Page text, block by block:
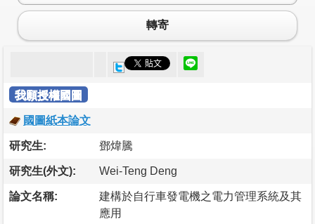
轉寄
我願授權國圖
國圖紙本論文
研究生: 鄧煒騰
研究生(外文): Wei-Teng Deng
論文名稱:
建構於自行車發電機之電力管理系統及其
應用